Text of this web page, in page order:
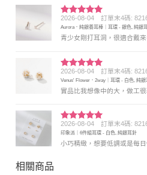
評分5 滿
分 5
2026-08-04 訂單末4碼:
Aurora．純銀養耳棒｜耳環 - 銀色, 純銀
青少女剛打耳洞，很適合戴
評分5滿
分 5
2026-08-04 訂單末4碼:
Venus' Flower．2way｜耳環 - 白色, 純銀
實品比我想像中的大，做工
評分5 滿
分 5
2026-08-04 訂單末4碼:
印象派｜6件組耳環 - 白色, 純銀耳針
小巧精緻，想要低調或是每
相關商品